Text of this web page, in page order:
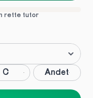
rette tutor
C Andet